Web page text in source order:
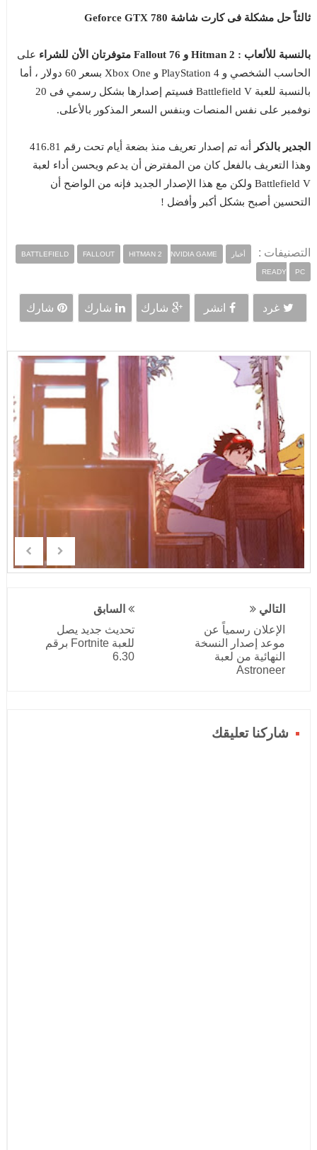
ثالثاً حل مشكلة فى كارت شاشة Geforce GTX 780
بالنسبة للألعاب : Hitman 2 و Fallout 76 متوفرتان الأن للشراء
على
الحاسب الشخصي و PlayStation 4 و Xbox One بسعر 60 دولار ، أما
بالنسبة للعبة Battlefield V فسيتم إصدارها بشكل رسمي فى 20
نوفمبر على نفس المنصات وبنفس السعر المذكور بالأعلى.
الجدير بالذكر
أنه تم إصدار تعريف منذ بضعة أيام تحت رقم 416.81
وهذا التعريف بالفعل كان من المفترض أن يدعم ويحسن أداء لعبة
Battlefield V ولكن مع هذا الإصدار الجديد فإنه من الواضح أن
التحسين أصبح بشكل أكبر وأفضل !
التصنيفات : أخبار BATTLEFIELD FALLOUT HITMAN 2 NVIDIA GAME
READY PC
غرد انشر شارك شارك شارك
التالي
الإعلان رسمياً عن
موعد إصدار النسخة
النهائية من لعبة
Astroneer
السابق
تحديث جديد يصل
للعبة Fortnite برقم
6.30
شاركنا تعليقك